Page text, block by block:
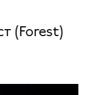
(Forest)